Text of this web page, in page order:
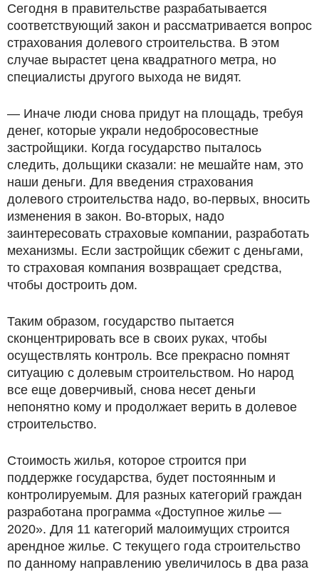
Сегодня в правительстве разрабатывается
соответствующий закон и рассматривается вопрос
страхования долевого строительства. В этом
случае вырастет цена квадратного метра, но
специалисты другого выхода не видят.
— Иначе люди снова придут на площадь, требуя
денег, которые украли недобросовестные
застройщики. Когда государство пыталось
следить, дольщики сказали: не мешайте нам, это
наши деньги. Для введения страхования
долевого строительства надо, во-первых, вносить
изменения в закон. Во-вторых, надо
заинтересовать страховые компании, разработать
механизмы. Если застройщик сбежит с деньгами,
то страховая компания возвращает средства,
чтобы достроить дом.
Таким образом, государство пытается
сконцентрировать все в своих руках, чтобы
осуществлять контроль. Все прекрасно помнят
ситуацию с долевым строительством. Но народ
все еще доверчивый, снова несет деньги
непонятно кому и продолжает верить в долевое
строительство.
Стоимость жилья, которое строится при
поддержке государства, будет постоянным и
контролируемым. Для разных категорий граждан
разработана программа «Доступное жилье —
2020». Для 11 категорий малоимущих строится
арендное жилье. С текущего года строительство
по данному направлению увеличилось в два раза